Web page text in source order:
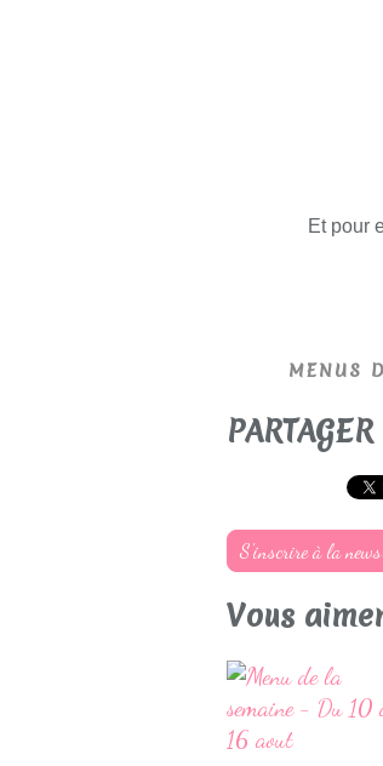
Et pour
MENUS
S'inscrire à la
Vous